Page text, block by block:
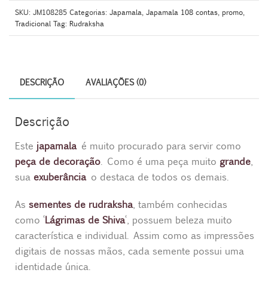
a
t
p
p
c
e
o
k
s
s
n
t
e
a
SKU: JM108285 Categorias: Japamala, Japamala 108 contas, promo,
Tradicional Tag: Rudraksha
DESCRIÇÃO AVALIAÇÕES (0)
Descrição
Este japamalaé muito procurado para servir como
peça de decoração. Como é uma peça muito grande
sua exuberânciao destaca de todos os demais.
As sementes de rudraksha, também conhecidas
como ‘Lágrimas de Shiva‘, possuem beleza muito
característica e individual. Assim como as impressões
digitais de nossas mãos, cada semente possui uma
identidade única.